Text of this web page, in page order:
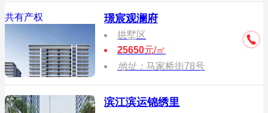
共有产权 璟宸观澜府
拱墅区
25650元/㎡
地址：马家桥街78号
滨江滨运锦绣里